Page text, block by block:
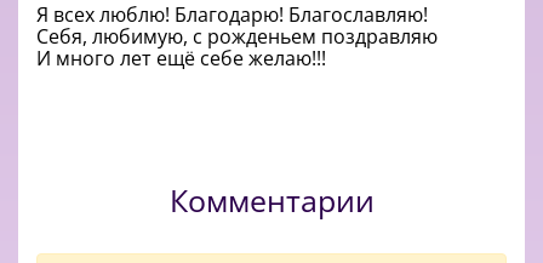
Я всех люблю! Благодарю! Благославляю!
Себя, любимую, с рожденьем поздравляю
И много лет ещё себе желаю!!!
Комментарии